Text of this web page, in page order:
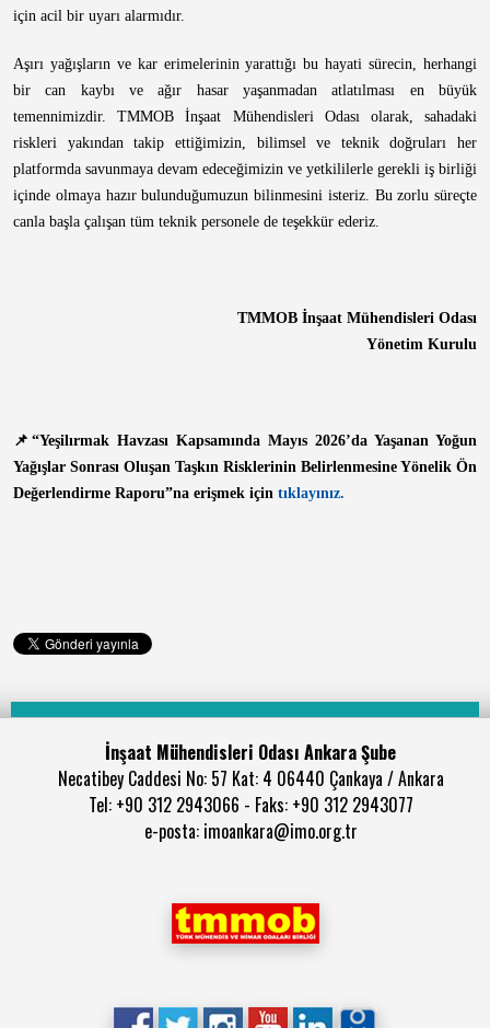
için acil bir uyarı alarmıdır.
Aşırı yağışların ve kar erimelerinin yarattığı bu hayati sürecin, herhangi
bir can kaybı ve ağır hasar yaşanmadan atlatılması en büyük
temennimizdir. TMMOB İnşaat Mühendisleri Odası olarak, sahadaki
riskleri yakından takip ettiğimizin, bilimsel ve teknik doğruları her
platformda savunmaya devam edeceğimizin ve yetkililerle gerekli iş birliği
içinde olmaya hazır bulunduğumuzun bilinmesini isteriz. Bu zorlu süreçte
canla başla çalışan tüm teknik personele de teşekkür ederiz.
TMMOB İnşaat Mühendisleri Odası
Yönetim Kurulu
📌“Yeşilırmak Havzası Kapsamında Mayıs 2026’da Yaşanan Yoğun
Yağışlar Sonrası Oluşan Taşkın Risklerinin Belirlenmesine Yönelik Ön
Değerlendirme Raporu”na erişmek için tıklayınız.
İnşaat Mühendisleri Odası Ankara Şube
Necatibey Caddesi No: 57 Kat: 4 06440 Çankaya / Ankara
Tel: +90 312 2943066 - Faks: +90 312 2943077
e-posta: imoankara@imo.org.tr